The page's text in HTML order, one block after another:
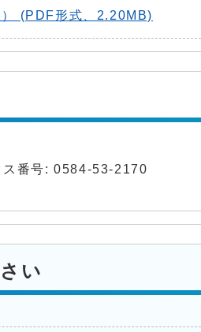
(PDF形式、2.20MB)
番号: 0584-53-2170
い